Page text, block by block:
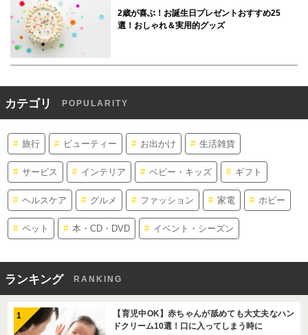
2歳が喜ぶ！お誕生日プレゼントおすすめ25
選！おしゃれ＆実用的グッズ
カテゴリ POPULARITY
旅行 ビューティー お出かけ 生活雑貨
サービス インテリア ベビー・キッズ ギフト
ヘルスケア グルメ ファッション 家電 ホビー
ペット 本・CD・DVD イベント・シーズン
ランキング RANKING
【育児中OK】赤ちゃんが舐めても大丈夫なハン
ドクリーム10選！口に入ってしまう時に